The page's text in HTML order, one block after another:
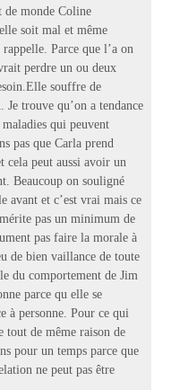
de monde Coline
soit mal et même
Parce que l’a on
perdre un ou deux
souffre de
trouve qu’on a tendance
qui peuvent
pas que Carla prend
cela peut aussi avoir un
Beaucoup on souligné
avant et c’est vrai mais ce
pas un minimum de
pas faire la morale à
de bien vaillance de toute
du comportement de Jim
parce qu elle se
à personne. Pour ce qui
tout de même raison de
pour un temps parce que
ne peut pas être